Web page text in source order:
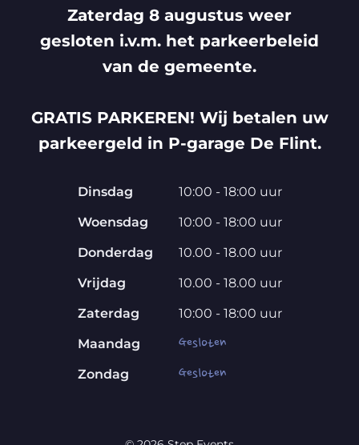
Zaterdag 8 augustus weer
gesloten i.v.m. het parkeerbeleid
van de gemeente.
GRATIS PARKEREN! Wij betalen uw
parkeergeld in P-garage De Flint.
Dinsdag
10:00 - 18:00 uur
Woensdag
10:00 - 18:00 uur
Donderdag
10.00 - 18.00 uur
Vrijdag
10.00 - 18.00 uur
Zaterdag
10:00 - 18:00 uur
Maandag
Gesloten
Zondag Gesloten